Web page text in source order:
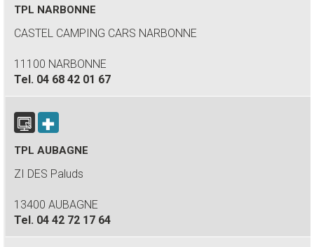
TPL NARBONNE
CASTEL CAMPING CARS NARBONNE
11100 NARBONNE
Tel. 04 68 42 01 67
TPL AUBAGNE
ZI DES Paluds
13400 AUBAGNE
Tel. 04 42 72 17 64